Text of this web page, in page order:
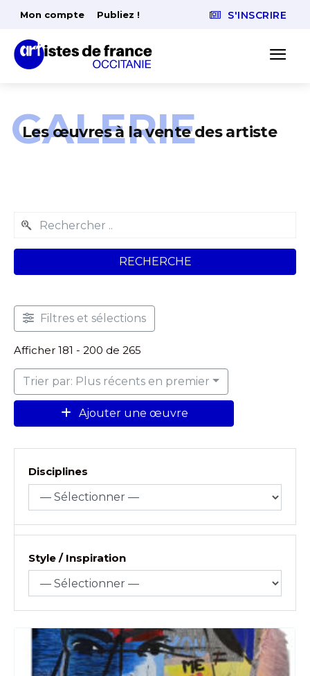
Mon compte Publiez ! S'INSCRIRE
Les œuvres à la vente des artiste
GALERIE
RECHERCHE
Filtres et sélections
Afficher 181 - 200 de 265
Trier par: Plus récents en premier
Ajouter une œuvre
Disciplines
Style / Inspiration